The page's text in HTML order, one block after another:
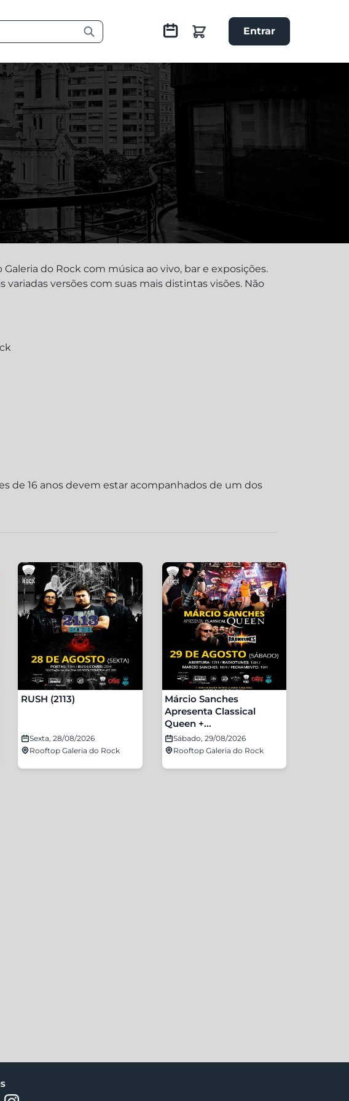
Entrar
do Rock com música ao vivo, bar e exposições.
versões com suas mais distintas visões. Não
de 16 anos devem estar acompanhados de um dos
RUSH (2113)
Sexta, 28/08/2026
Rooftop Galeria do Rock
Márcio Sanches
Apresenta Classical
Queen +...
Sábado, 29/08/2026
Rooftop Galeria do Rock